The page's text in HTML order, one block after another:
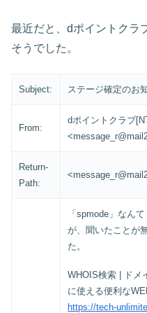
最近だと、dポイントクラ
そうでした。
Subject: ステージ確定のお
From:
dポイントクラブ
Return-
Path:
「spmode」なん
が、聞いたことが
た。
WHOIS検索 | ドメ
に使える便利な
https://tech-